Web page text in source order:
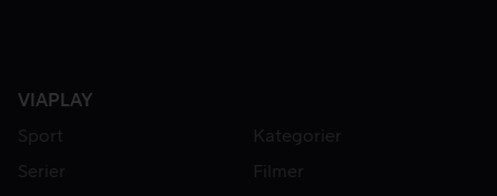
VIAPLAY
Sport
Kategorier
Serier
Filmer